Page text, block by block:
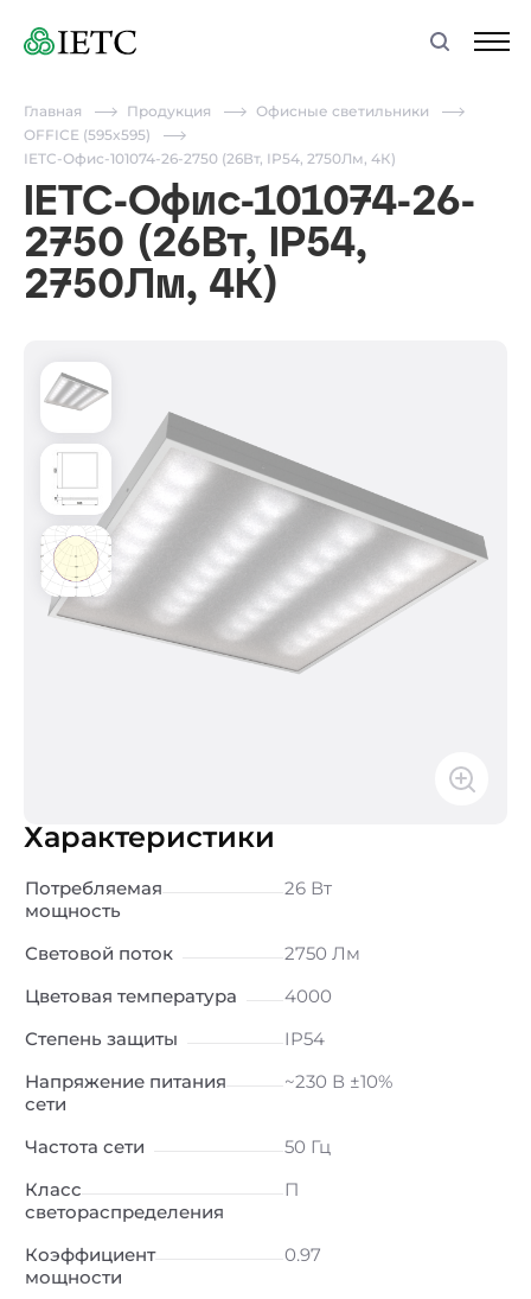
Главная Продукция
Офисные светильники
OFFICE (595x595)
IETC-Офис-101074-26-2750 (26Вт, IP54, 2750Лм, 4К)
IETC-Офис-101074-26-
2750 (26Вт, IP54,
2750Лм, 4К)
Характеристики
Потребляемая
мощность
26 Вт
Световой поток
2750 Лм
Цветовая температура
4000
Степень защиты
IP54
Напряжение питания
сети
~230 В ±10%
Частота сети
50 Гц
Класс
светораспределения
П
Коэффициент
мощности
0.97